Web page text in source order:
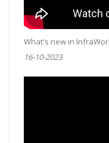
What's new in
16-10-2023